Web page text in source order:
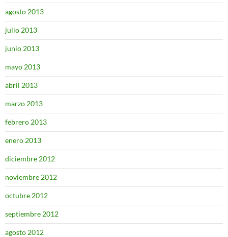
agosto 2013
julio 2013
junio 2013
mayo 2013
abril 2013
marzo 2013
febrero 2013
enero 2013
diciembre 2012
noviembre 2012
octubre 2012
septiembre 2012
agosto 2012